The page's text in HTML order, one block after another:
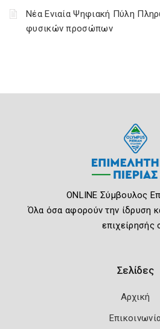
Νέα Ενιαία Ψηφιακή Πύλη
φυσικών προσώπων
ONLINE Σύμβουλος
Όλα όσα αφορούν την ίδρυση
επιχείρησής
Σελίδες
Αρχική